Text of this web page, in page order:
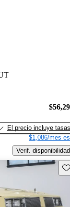
El precio incluye tasas
$1,086/mes
Verif. disponibilidad